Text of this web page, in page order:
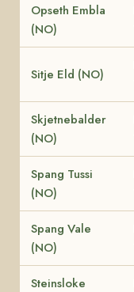
Opseth Embla
(NO)
Sitje Eld (NO)
Skjetnebalder
(NO)
Spang Tussi
(NO)
Spang Vale
(NO)
Steinsloke